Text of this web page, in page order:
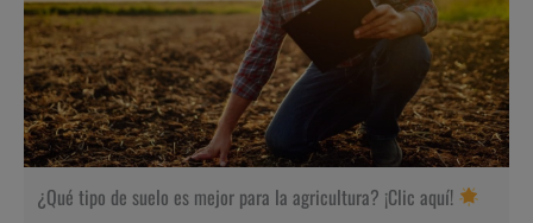
¿Qué tipo de suelo es mejor para la agricultura? ¡Clic aquí!